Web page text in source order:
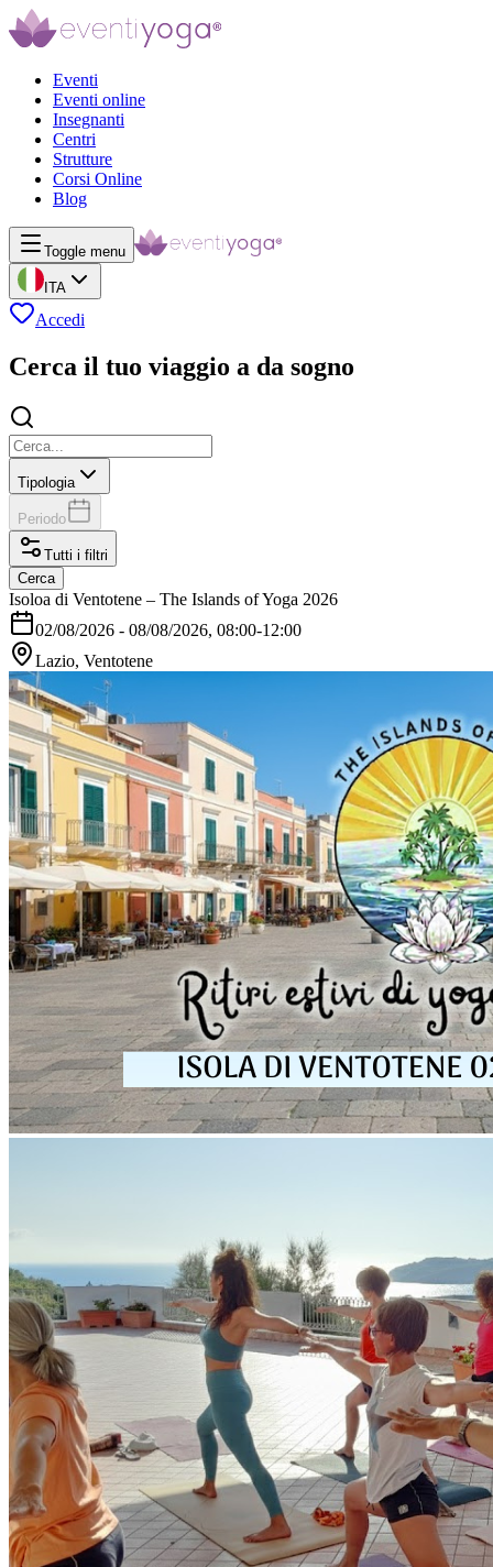
Eventi
Eventi online
Insegnanti
Centri
Strutture
Corsi Online
Blog
Toggle menu
ITA
Accedi
Cerca il tuo viaggio a da sogno
Tipologia
Periodo
Tutti i filtri
Cerca
Isoloa di Ventotene – The Islands of Yoga 2026
02/08/2026 - 08/08/2026, 08:00-12:00
Lazio, Ventotene